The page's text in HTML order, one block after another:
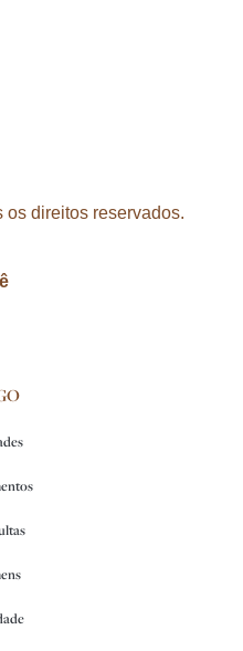
direitos reservados.